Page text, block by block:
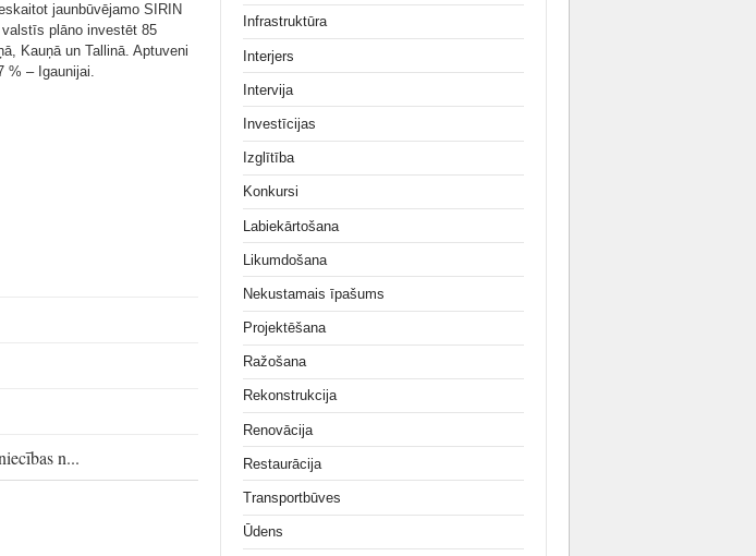
jaunbūvējamo SIRIN
plāno investēt 85
Kauņā un Tallinā. Aptuveni
% – Igaunijai.
n...
Infrastruktūra
Interjers
Intervija
Investīcijas
Izglītība
Konkursi
Labiekārtošana
Likumdošana
Nekustamais īpašums
Projektēšana
Ražošana
Rekonstrukcija
Renovācija
Restaurācija
Transportbūves
Ūdens